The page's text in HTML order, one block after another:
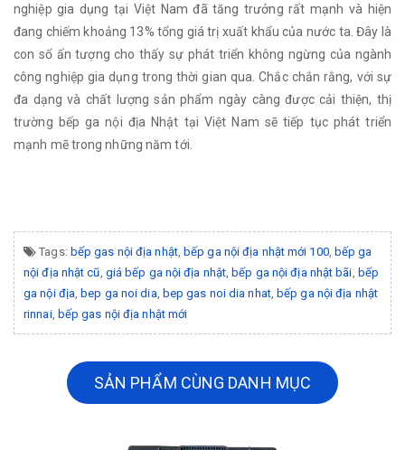
nghiệp gia dụng tại Việt Nam đã tăng trưởng rất mạnh và hiện
đang chiếm khoảng 13% tổng giá trị xuất khẩu của nước ta. Đây là
con số ấn tượng cho thấy sự phát triển không ngừng của ngành
công nghiệp gia dụng trong thời gian qua. Chắc chắn rằng, với sự
đa dạng và chất lượng sản phẩm ngày càng được cải thiện, thị
trường bếp ga nội địa Nhật tại Việt Nam sẽ tiếp tục phát triển
mạnh mẽ trong những năm tới.
Tags: bếp gas nội địa nhật, bếp ga nội địa nhật mới 100, bếp ga
nội địa nhật cũ giá bếp ga nội địa nhật bếp ga nội địa nhật bãi bếp
ga nội địa bep ga noi dia bep gas noi dia nhat, bếp ga nội địa nhật
rinnai, bếp gas nội địa nhật mới
SẢN PHẨM CÙNG DANH MỤC